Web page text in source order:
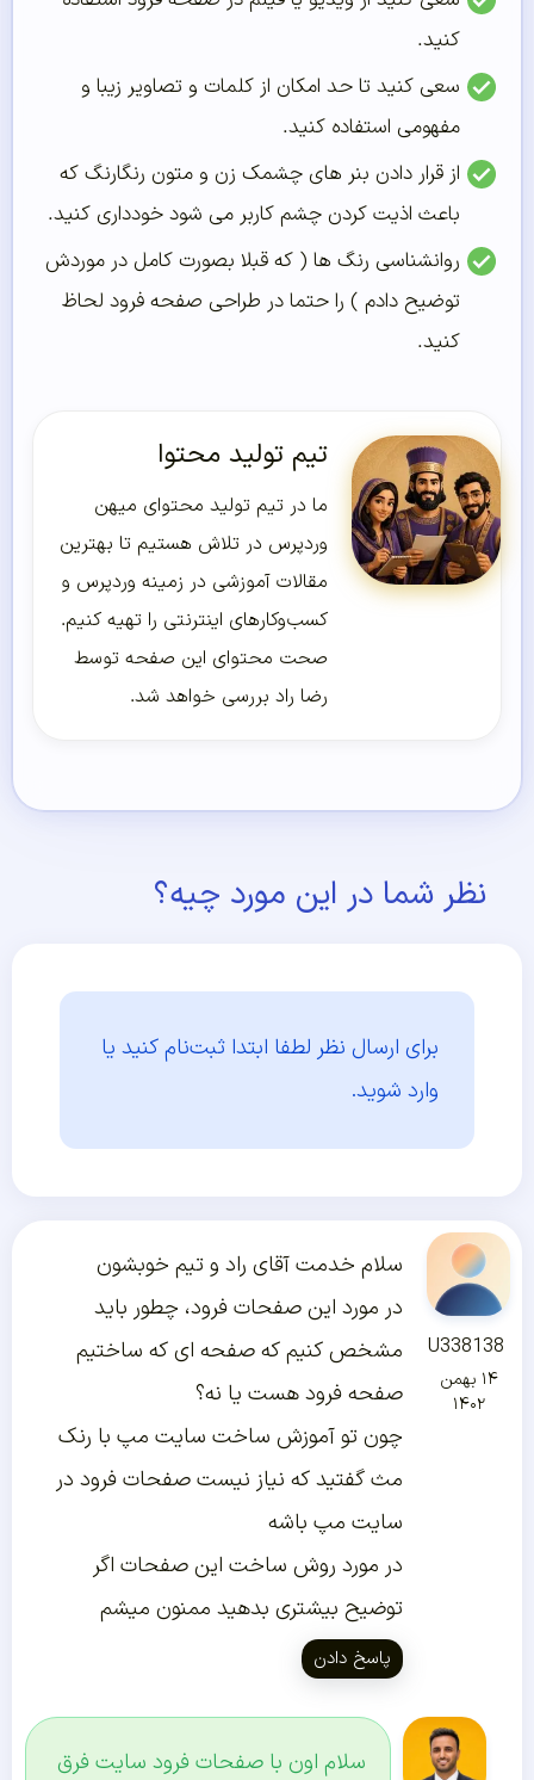
کنید.
سعی کنید تا حد امکان از کلمات و تصاویر زیبا و
مفهومی استفاده کنید.
از قرار دادن بنر های چشمک زن و متون رنگارنگ که
باعث اذیت کردن چشم کاربر می شود خودداری کنید.
روانشناسی رنگ ها ( که قبلا بصورت کامل در موردش
توضیح دادم ) را حتما در طراحی صفحه فرود لحاظ
کنید.
تیم تولید محتوا
ما در تیم تولید محتوای میهن
وردپرس در تلاش هستیم تا بهترین
مقالات آموزشی در زمینه وردپرس و
کسب‌و‌کارهای اینترنتی را تهیه کنیم.
صحت محتوای این صفحه توسط
رضا راد بررسی خواهد شد.
نظر شما در این مورد چیه؟
برای ارسال نظر لطفا ابتدا ثبت‌نام کنید یا
وارد شوید.
U338138
۱۴ بهمن
۱۴۰۲
سلام خدمت آقای راد و تیم خوبشون
در مورد این صفحات فرود، چطور باید
مشخص کنیم که صفحه ای که ساختیم
صفحه فرود هست یا نه؟
چون تو آموزش ساخت سایت مپ با رنک
مث گفتید که نیاز نیست صفحات فرود در
سایت مپ باشه
در مورد روش ساخت این صفحات اگر
توضیح بیشتری بدهید ممنون میشم
پاسخ دادن
سلام اون با صفحات فرود سایت فرق